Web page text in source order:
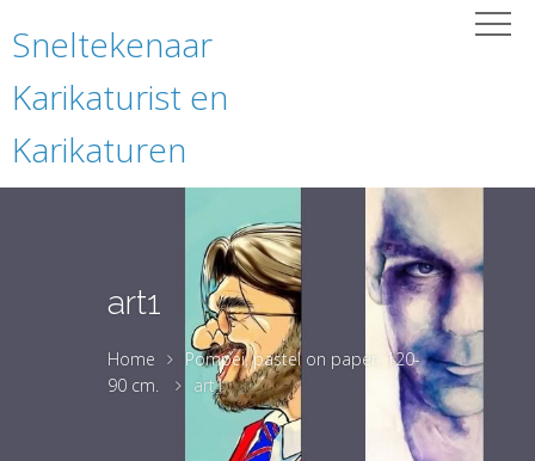
Sneltekenaar
Karikaturist en
Karikaturen
art1
Home
Pompei, pastel on paper, 120-
90 cm.
art1